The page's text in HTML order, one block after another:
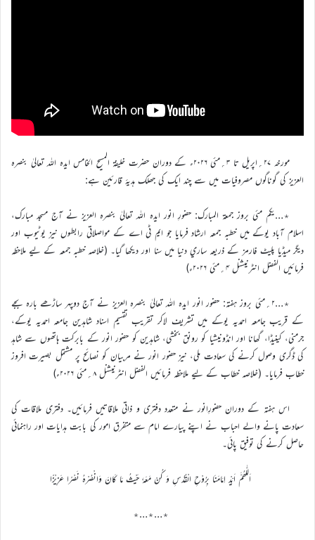
مورخہ ۲۷؍اپریل تا ۳؍مئی ۲۰۲۶ء کے دوران حضرت خليفۃ المسيح الخامس ايدہ اللہ تعاليٰ بنصرہ
العزيز کي گوناگوں مصروفيات میں سے چند ايک کی جھلک ہديۂ قارئين ہے:
٭…یکم مئی بروز جمعۃ المبارک: حضورِ انور ايدہ اللہ تعاليٰ بنصرہ العزیز نے آج مسجد مبارک،
اسلام آباد یوکے ميں خطبہ جمعہ ارشاد فرمايا جو ايم ٹي اے کے مواصلاتي رابطوں نيز يوٹيوب اور
ديگر ميڈيا پليٹ فارمز کے ذريعہ ساري دنيا ميں سنا اور ديکھا گيا۔ (خلاصہ خطبہ جمعہ کے لیے ملاحظہ
فرمائیں الفضل انٹرنیشنل ۴؍مئی ۲۰۲۶ء)
٭…۲؍مئی بروز ہفتہ: حضور انور ايدہ اللہ تعاليٰ بنصرہ العزيز نے آج دوپہر ساڑھے بارہ بجے
کے قریب جامعہ احمدیہ یوکے میں تشریف لاکر تقریب تقسیم اسناد شاہدین جامعہ احمدیہ یوکے،
جرمنی، کینیڈا، گھانا اور انڈونیشیا کو رونق بخشی، شاہدین کو حضور انور کے بابرکت ہاتھوں سے شاہد
کی ڈگری وصول کرنے کی سعادت ملی، نیز حضور انور نے مربیان کو نصائح پر مشتمل بصیرت افروز
خطاب فرمایا۔ (خلاصہ خطاب کے لیے ملاحظہ فرمائیں الفضل انٹرنیشنل ۸؍مئی ۲۰۲۶ء)
اس ہفتہ کے دوران حضورِانور نے متعدد دفتری و ذاتی ملاقاتیں فرمائیں۔ دفتری ملاقات کی
سعادت پانے والے احباب نے اپنے پیارے امام سے متفرق امور کی بابت ہدایات اور راہنمائی
حاصل کرنے کی توفیق پائی۔
اَللّٰھُمَّ اَیِّدْ اِمَامَنَا بِرُوْحِ الْقُدُسِ وَ کُنْ مَعَہٗ حَیْثُ مَا کَانَ وَانْصُرْہُ نَصْرًا عَزِیْزًا
٭…٭…٭